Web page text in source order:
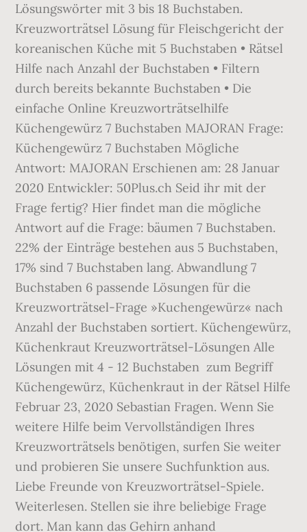
Lösungswörter mit 3 bis 18 Buchstaben.
Kreuzworträtsel Lösung für Fleischgericht der
koreanischen Küche mit 5 Buchstaben • Rätsel
Hilfe nach Anzahl der Buchstaben • Filtern
durch bereits bekannte Buchstaben • Die
einfache Online Kreuzworträtselhilfe
Küchengewürz 7 Buchstaben MAJORAN Frage:
Küchengewürz 7 Buchstaben Mögliche
Antwort: MAJORAN Erschienen am: 28 Januar
2020 Entwickler: 50Plus.ch Seid ihr mit der
Frage fertig? Hier findet man die mögliche
Antwort auf die Frage: bäumen 7 Buchstaben.
22% der Einträge bestehen aus 5 Buchstaben,
17% sind 7 Buchstaben lang. Abwandlung 7
Buchstaben 6 passende Lösungen für die
Kreuzworträtsel-Frage »Kuchengewürz« nach
Anzahl der Buchstaben sortiert. Küchengewürz,
Küchenkraut Kreuzworträtsel-Lösungen Alle
Lösungen mit 4 - 12 Buchstaben ️ zum Begriff
Küchengewürz, Küchenkraut in der Rätsel Hilfe
Februar 23, 2020 Sebastian Fragen. Wenn Sie
weitere Hilfe beim Vervollständigen Ihres
Kreuzworträtsels benötigen, surfen Sie weiter
und probieren Sie unsere Suchfunktion aus.
Liebe Freunde von Kreuzworträtsel-Spiele.
Weiterlesen. Stellen sie ihre beliebige Frage
dort. Man kann das Gehirn anhand